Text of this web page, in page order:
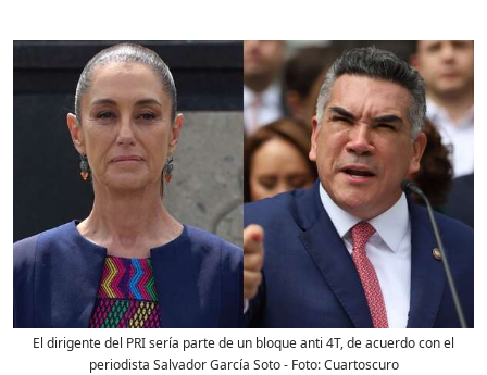
El dirigente del PRI sería parte de un bloque anti 4T, de acuerdo con el
periodista Salvador García Soto- Foto:Cuartoscuro